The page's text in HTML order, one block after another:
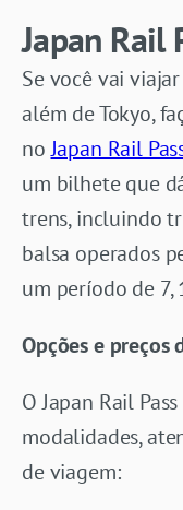
Japan Rail
Se você vai
além de Tokyo,
noJapan Rail
um bilhete que
trens, incluindo
balsa operados
um período de 7,
Opções e preços
O Japan Rail
modalidades,
de viagem: